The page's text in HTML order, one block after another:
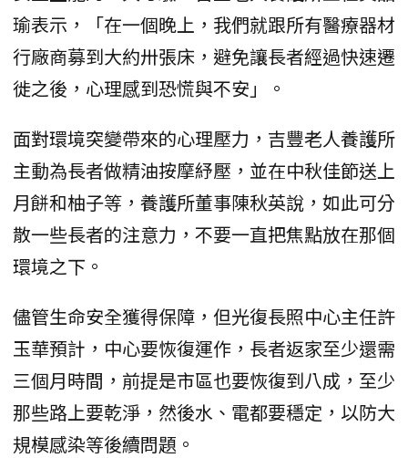
瑜表示，「在一個晚上，我們就跟所有醫療器材
行廠商募到大約卅張床，避免讓長者經過快速遷
徙之後，心理感到恐慌與不安」。
面對環境突變帶來的心理壓力，吉豐老人養護所
主動為長者做精油按摩紓壓，並在中秋佳節送上
月餅和柚子等，養護所董事陳秋英說，如此可分
散一些長者的注意力，不要一直把焦點放在那個
環境之下。
儘管生命安全獲得保障，但光復長照中心主任許
玉華預計，中心要恢復運作，長者返家至少還需
三個月時間，前提是市區也要恢復到八成，至少
那些路上要乾淨，然後水、電都要穩定，以防大
規模感染等後續問題。